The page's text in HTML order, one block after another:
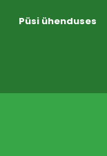
Püsi ühenduses